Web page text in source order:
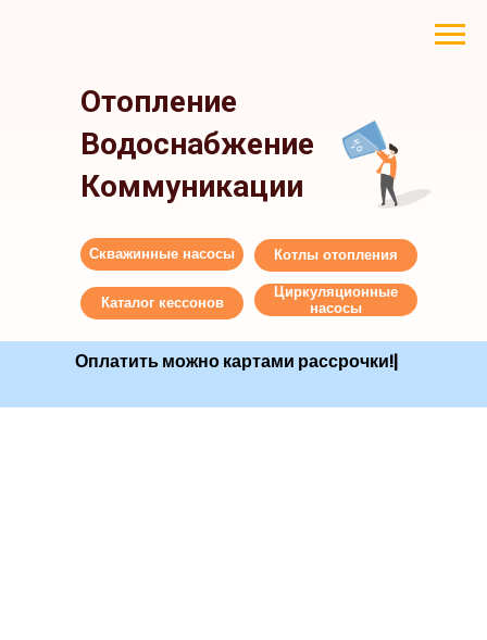
Отопление
Водоснабжение
Коммуникации
Оплатить можно картами рассро|
Скважинные насосы
Каталог кессонов
Циркуляционные
насосы
Котлы отопления